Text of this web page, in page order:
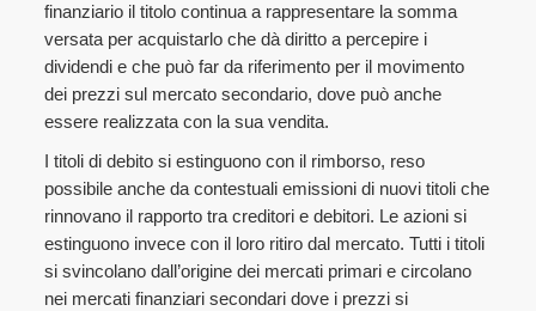
finanziario il titolo continua a rappresentare la somma
versata per acquistarlo che dà diritto a percepire i
dividendi e che può far da riferimento per il movimento
dei prezzi sul mercato secondario, dove può anche
essere realizzata con la sua vendita.
I titoli di debito si estinguono con il rimborso, reso
possibile anche da contestuali emissioni di nuovi titoli che
rinnovano il rapporto tra creditori e debitori. Le azioni si
estinguono invece con il loro ritiro dal mercato. Tutti i titoli
si svincolano dall’origine dei mercati primari e circolano
nei mercati finanziari secondari dove i prezzi si